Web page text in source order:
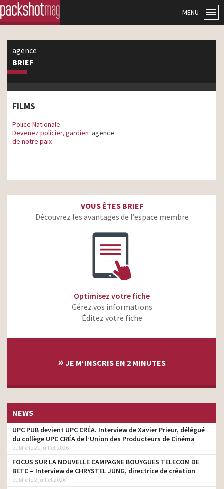
MENU
agence
BRIEF
FILMS
Police Nationale –
Devenez policier, gardien
de notre paix
agence
VOUS ÊTES BRIEF
Découvrez les avantages de l’espace membre
Optimisez votre fiche
Gérez vos informations
Éditez votre fiche
» JE M‘INSCRIS EN 2 MINUTES
NEWS
UPC PUB devient UPC CRÉA. Interview de Xavier Prieur, délégué
du collège UPC CRÉA de l’Union des Producteurs de Cinéma
publié le 21 juillet 2026
FOCUS SUR LA NOUVELLE CAMPAGNE BOUYGUES TELECOM DE
BETC – Interview de CHRYSTEL JUNG, directrice de création
publié le 2 juillet 2026